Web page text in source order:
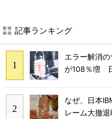
記事ランキング
エラー解消
が108％増
なぜ、日本
レーム大撤